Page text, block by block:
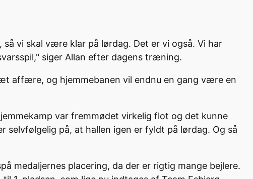
vi skal være klar på lørdag. Det er vi også. Vi har
siger Allan efter dagens træning.
affære, og hjemmebanen vil endnu en gang være en
var fremmødet virkelig flot og det kunne
på, at hallen igen er fyldt på lørdag. Og så
medaljernes placering, da der er rigtig mange bejlere.